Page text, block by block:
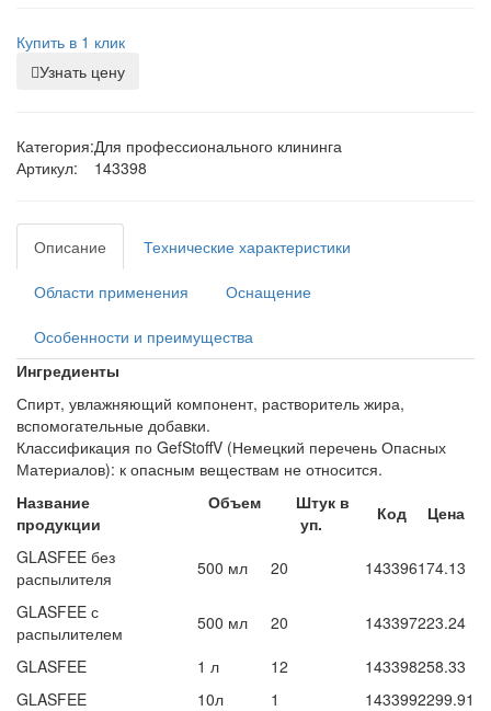
Купить в 1 клик
Узнать цену
Категория:Для профессионального клининга
Артикул:
143398
Описание Технические характеристики
Области применения Оснащение
Особенности и преимущества
Ингредиенты
Спирт, увлажняющий компонент, растворитель жира,
вспомогательные добавки.
Классификация по GefStoffV (Немецкий перечень Опасных
Материалов): к опасным веществам не относится.
Название
продукции
Объем
Штук в
уп.
Код
Цена
GLASFEE без
распылителя
500 мл 20 143396174.13
GLASFEE с
распылителем
500 мл 20 143397223.24
GLASFEE
1 л 12 143398258.33
GLASFEE
10л 1 1433992299.91